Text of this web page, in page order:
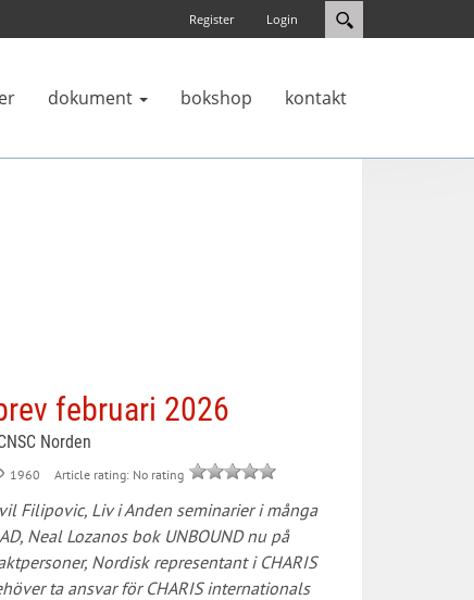
Login
Register
dokument bokshop kontakt
februari 2026
Norden
1960 Article rating: No rating
Filipovic, Liv i Anden seminarier i många
Neal Lozanos bok UNBOUND nu på
Nordisk representant i CHARIS
ta ansvar för CHARIS internationals